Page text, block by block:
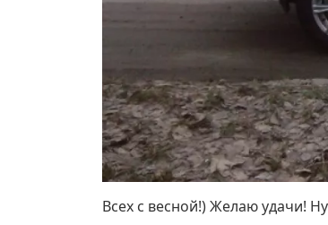
Всех с весной!) Желаю удачи!